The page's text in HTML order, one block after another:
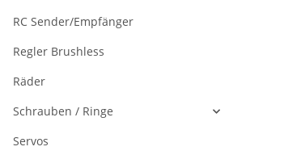
RC Sender/Empfänger
Regler Brushless
Räder
Schrauben / Ringe
Servos